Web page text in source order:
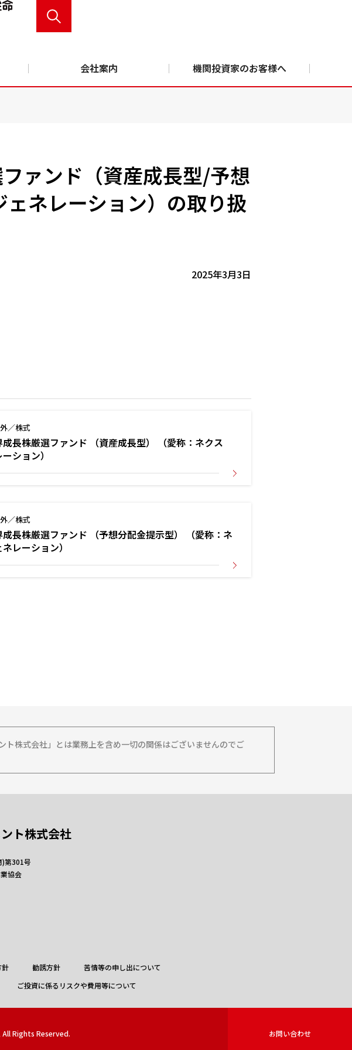
会社案内 機関投資家のお客様へ
ァンド（資産成長型/予想
ネレーション）の取り扱
2025年3月3日
／株式
長株厳選ファンド （資産成長型） （愛称：ネクス
ション）
／株式
長株厳選ファンド （予想分配金提示型） （愛称：ネ
レーション）
株式会社」とは業務上を含め一切の関係はございませんのでご
ト株式会社
)第301号
協会
勧誘方針
苦情等の申し出について
ご投資に係るリスクや費用等について
Rights Reserved. お問い合わせ